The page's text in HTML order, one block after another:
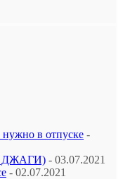
в отпуске -
ДЖАГИ) - 03.07.2021
- 02.07.2021